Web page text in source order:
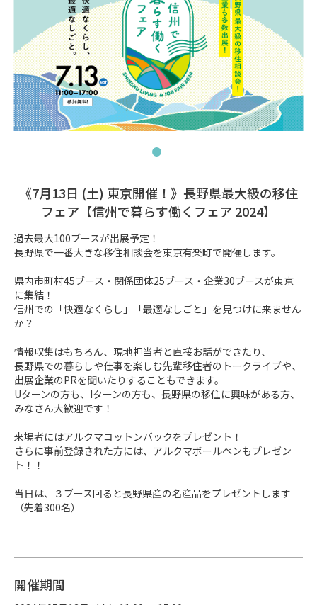
《7月13日 (土) 東京開催！》長野県最大級の移住
フェア【信州で暮らす働くフェア 2024】
過去最大100ブースが出展予定！
長野県で一番大きな移住相談会を東京有楽町で開催します。
県内市町村45ブース・関係団体25ブース・企業30ブースが東京
に集結！
信州での「快適なくらし」「最適なしごと」を見つけに来ません
か？
情報収集はもちろん、現地担当者と直接お話ができたり、
長野県での暮らしや仕事を楽しむ先輩移住者のトークライブや、
出展企業のPRを聞いたりすることもできます。
Uターンの方も、Iターンの方も、長野県の移住に興味がある方、
みなさん大歓迎です！
来場者にはアルクマコットンバックをプレゼント！
さらに事前登録された方には、アルクマボールペンもプレゼン
ト！！
当日は、３ブース回ると長野県産の名産品をプレゼントします
（先着300名）
開催期間